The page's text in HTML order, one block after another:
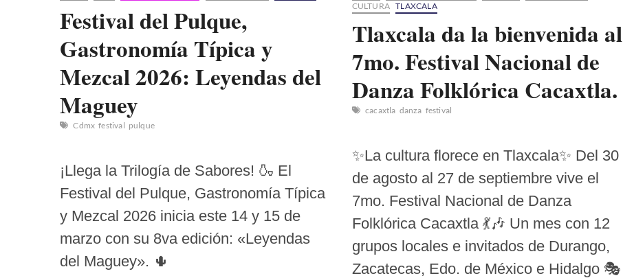
Festival del Pulque,
Gastronomía Típica y
Mezcal 2026: Leyendas del
Maguey
Cdmx festival pulque
¡Llega la Trilogía de Sabores! 🍶 El
Festival del Pulque, Gastronomía Típica
y Mezcal 2026 inicia este 14 y 15 de
marzo con su 8va edición: «Leyendas
del Maguey». 🌵
CULTURA TLAXCALA
Tlaxcala da la bienvenida al
7mo. Festival Nacional de
Danza Folklórica Cacaxtla.
cacaxtla danza festival
✨La cultura florece en Tlaxcala✨ Del 30
de agosto al 27 de septiembre vive el
7mo. Festival Nacional de Danza
Folklórica Cacaxtla 💃🎶 Un mes con 12
grupos locales e invitados de Durango,
Zacatecas, Edo. de México e Hidalgo 🎭